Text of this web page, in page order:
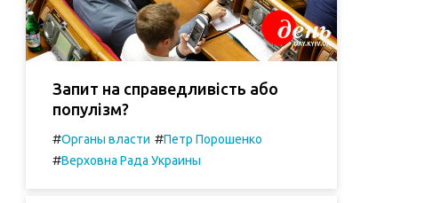
Запит на справедливість або
популізм?
#Органы власти #Петр Порошенко
#Верховна Рада Украины